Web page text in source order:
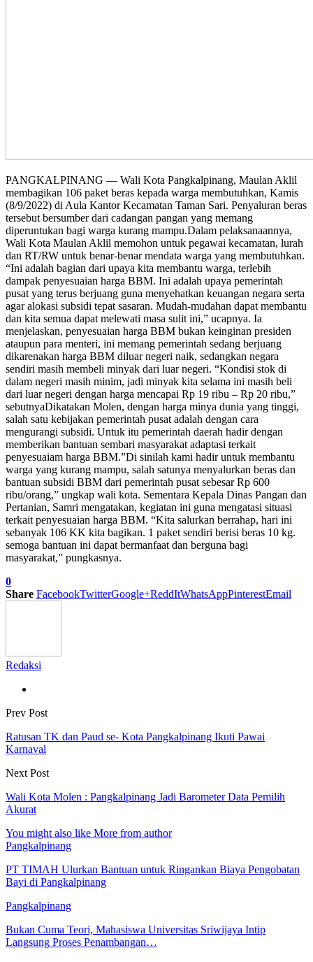
PANGKALPINANG — Wali Kota Pangkalpinang, Maulan Aklil
membagikan 106 paket beras kepada warga membutuhkan, Kamis
(8/9/2022) di Aula Kantor Kecamatan Taman Sari. Penyaluran beras
tersebut bersumber dari cadangan pangan yang memang
diperuntukan bagi warga kurang mampu.Dalam pelaksanaannya,
Wali Kota Maulan Aklil memohon untuk pegawai kecamatan, lurah
dan RT/RW untuk benar-benar mendata warga yang membutuhkan.
“Ini adalah bagian dari upaya kita membantu warga, terlebih
dampak penyesuaian harga BBM. Ini adalah upaya pemerintah
pusat yang terus berjuang guna menyehatkan keuangan negara serta
agar alokasi subsidi tepat sasaran. Mudah-mudahan dapat membantu
dan kita semua dapat melewati masa sulit ini,” ucapnya. Ia
menjelaskan, penyesuaian harga BBM bukan keinginan presiden
ataupun para menteri, ini memang pemerintah sedang berjuang
dikarenakan harga BBM diluar negeri naik, sedangkan negara
sendiri masih membeli minyak dari luar negeri. “Kondisi stok di
dalam negeri masih minim, jadi minyak kita selama ini masih beli
dari luar negeri dengan harga mencapai Rp 19 ribu – Rp 20 ribu,”
sebutnyaDikatakan Molen, dengan harga minya dunia yang tinggi,
salah satu kebijakan pemerintah pusat adalah dengan cara
mengurangi subsidi. Untuk itu pemerintah daerah hadir dengan
memberikan bantuan sembari masyarakat adaptasi terkait
penyesuaiam harga BBM.”Di sinilah kami hadir untuk membantu
warga yang kurang mampu, salah satunya menyalurkan beras dan
bantuan subsidi BBM dari pemerintah pusat sebesar Rp 600
ribu/orang,” ungkap wali kota. Sementara Kepala Dinas Pangan dan
Pertanian, Samri mengatakan, kegiatan ini guna mengatasi situasi
terkait penyesuaian harga BBM. “Kita salurkan berrahap, hari ini
sebanyak 106 KK kita bagikan. 1 paket sendiri berisi beras 10 kg.
semoga bantuan ini dapat bermanfaat dan berguna bagi
masyarakat,” pungkasnya.
0
Share FacebookTwitterGoogle+ReddItWhatsAppPinterestEmail
Redaksi
Prev Post
Ratusan TK dan Paud se- Kota Pangkalpinang Ikuti Pawai
Karnaval
Next Post
Wali Kota Molen : Pangkalpinang Jadi Barometer Data Pemilih
Akurat
You might also like More from author
Pangkalpinang
PT TIMAH Ulurkan Bantuan untuk Ringankan Biaya Pengobatan
Bayi di Pangkalpinang
Pangkalpinang
Bukan Cuma Teori, Mahasiswa Universitas Sriwijaya Intip
Langsung Proses Penambangan…